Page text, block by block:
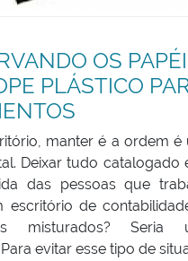
OS
PLÁSTICO
manter é a ordem é
Deixar tudo catalogado
das pessoas que
escritório de
misturados? Seria
evitar esse tipo de